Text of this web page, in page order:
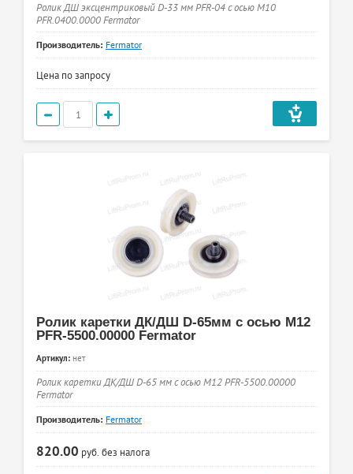
Ролик ДШ эксцентриковый D-33 мм PFR-04 с осью М10
PFR.0400.0000 Fermator
Производитель: Fermator
Цена по запросу
Ролик каретки ДК/ДШ D-65мм с осью М12
PFR-5500.00000 Fermator
Артикул: нет
Ролик каретки ДК/ДШ D-65 мм с осью М12 PFR-5500.00000
Fermator
Производитель: Fermator
820.00 руб. без налога